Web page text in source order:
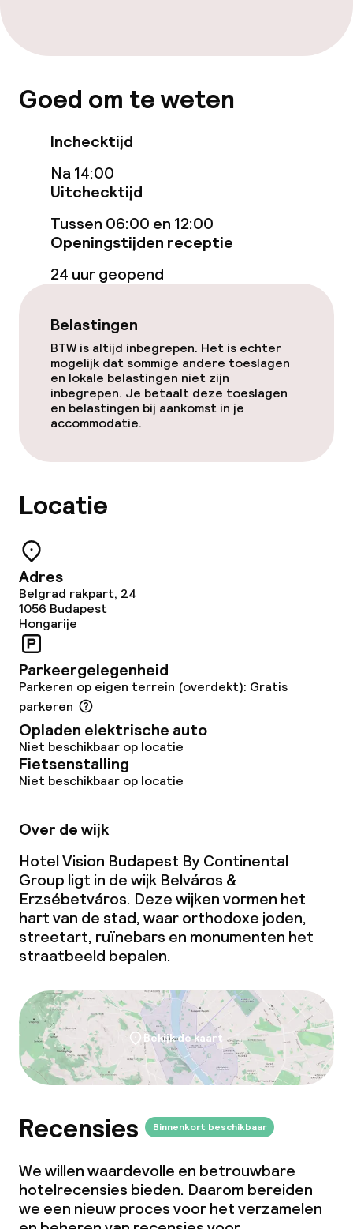
Zwemmen & wellness
Entertainment
Gratis wifi
Eet- en drinkgelegenheden
Restaurant
Bar
Lunch à la carte
Diner à la carte
Roomservice
Dieetopties
Speciale dieetopties
Glutenvrije opties
Vegetarische opties
Wasservice
Zakelijke faciliteiten
Vergaderruimte
Beleid
Vrijgezellenfeesten of andere feesten
niet toegestaan
Goed om te weten
Inchecktijd
Na 14:00
Uitchecktijd
Tussen 06:00 en 12:00
Openingstijden receptie
24 uur geopend
Belastingen
BTW is altijd inbegrepen. Het is echter
mogelijk dat sommige andere toeslagen
en lokale belastingen niet zijn
inbegrepen. Je betaalt deze toeslagen
en belastingen bij aankomst in je
accommodatie.
Locatie
Adres
Belgrad rakpart, 24
1056 Budapest
Hongarije
Parkeergelegenheid
Parkeren op eigen terrein (overdekt): Gratis
parkeren
Opladen elektrische auto
Niet beschikbaar op locatie
Fietsenstalling
Niet beschikbaar op locatie
Over de wijk
Hotel Vision Budapest By Continental
Group ligt in de wijk Belváros &
Erzsébetváros. Deze wijken vormen het
hart van de stad, waar orthodoxe joden,
streetart, ruïnebars en monumenten het
straatbeeld bepalen.
Bekijk de kaart
Recensies Binnenkort beschikbaar
We willen waardevolle en betrouwbare
hotelrecensies bieden. Daarom bereiden
we een nieuw proces voor het verzamelen